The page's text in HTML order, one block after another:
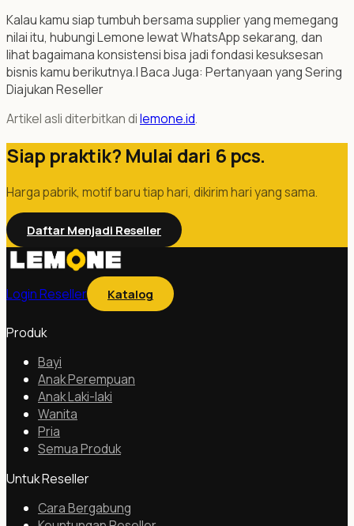
Kalau kamu siap tumbuh bersama supplier yang memegang
nilai itu, hubungi Lemone lewat WhatsApp sekarang, dan
lihat bagaimana konsistensi bisa jadi fondasi kesuksesan
bisnis kamu berikutnya.| Baca Juga: Pertanyaan yang Sering
Diajukan Reseller
Artikel asli diterbitkan dilemone.id.
Siap praktik? Mulai dari 6 pcs.
Harga pabrik, motif baru tiap hari, dikirim hari yang sama.
Daftar Menjadi Reseller
Login Reseller Katalog
Produk
Bayi
Anak Perempuan
Anak Laki-laki
Wanita
Pria
Semua Produk
Untuk Reseller
Cara Bergabung